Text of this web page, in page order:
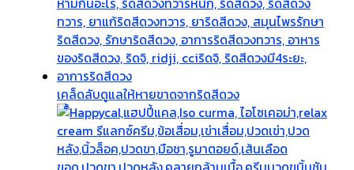
เคล็ดลับดูแลให้หายขาดจากริดสีดวง